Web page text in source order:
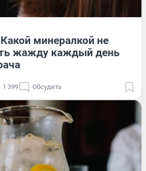
минералкой не
жажду каждый день
1 399 Обсудить